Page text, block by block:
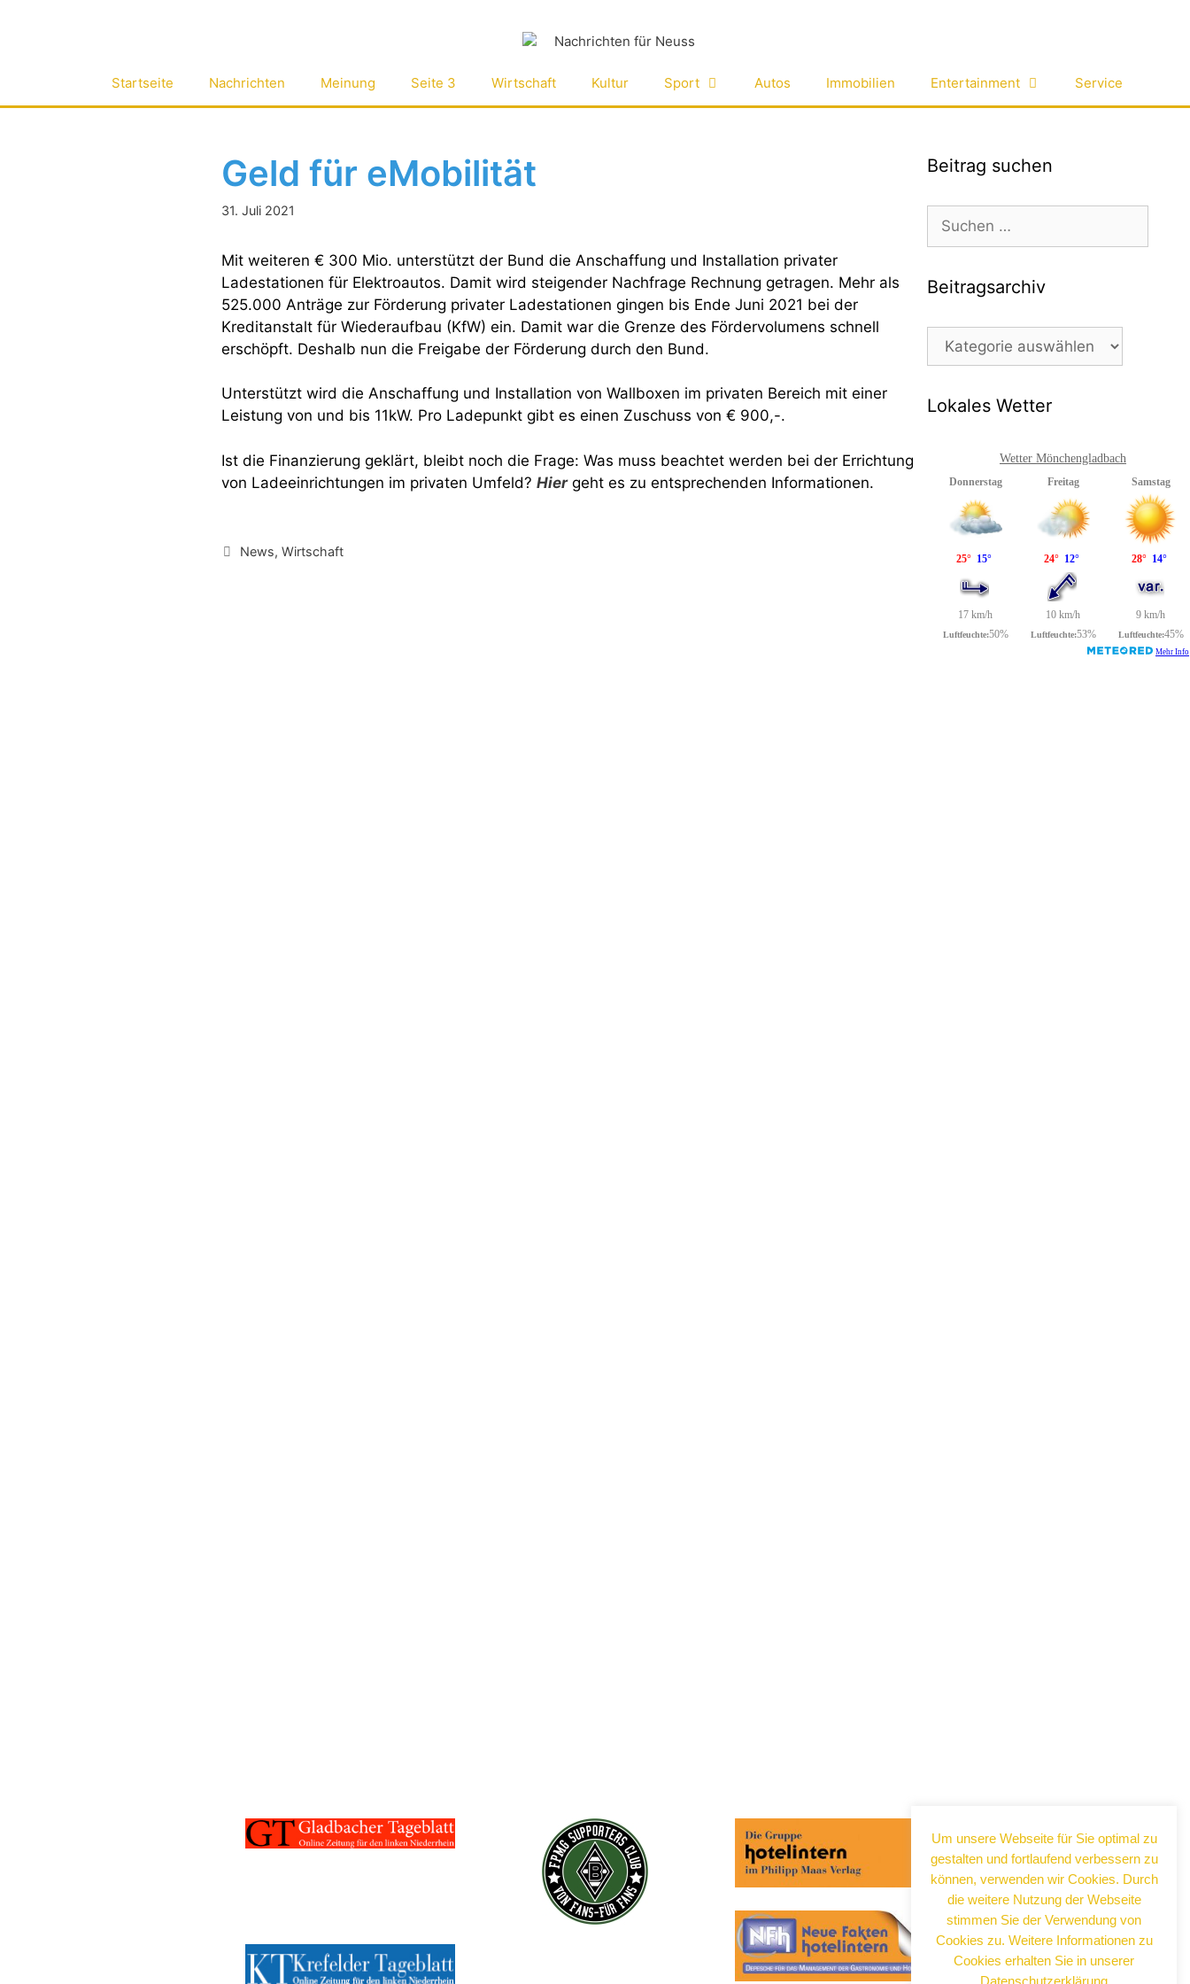
Startseite Nachrichten Meinung Seite 3 Wirtschaft Kultur Sport Autos Immobilien Entertainment Service
Geld für eMobilität
31. Juli 2021
Mit weiteren € 300 Mio. unterstützt der Bund die Anschaffung und Installation privater
Ladestationen für Elektroautos. Damit wird steigender Nachfrage Rechnung getragen. Mehr als
525.000 Anträge zur Förderung privater Ladestationen gingen bis Ende Juni 2021 bei der
Kreditanstalt für Wiederaufbau (KfW) ein. Damit war die Grenze des Fördervolumens schnell
erschöpft. Deshalb nun die Freigabe der Förderung durch den Bund.
Unterstützt wird die Anschaffung und Installation von Wallboxen im privaten Bereich mit einer
Leistung von und bis 11kW. Pro Ladepunkt gibt es einen Zuschuss von € 900,-.
Ist die Finanzierung geklärt, bleibt noch die Frage: Was muss beachtet werden bei der Errichtung
von Ladeeinrichtungen im privaten Umfeld? Hiergeht es zu entsprechenden Informationen.
Kategorien
News,Wirtschaft
Beitrag suchen
nach:
Beitragsarchiv
Beitragsarchiv
Lokales Wetter
Wetter Mönchengladbach
Um unsere Webseite für Sie optimal zu
gestalten und fortlaufend verbessern zu
können, verwenden wir Cookies. Durch
die weitere Nutzung der Webseite
stimmen Sie der Verwendung von
Cookies zu. Weitere Informationen zu
Cookies erhalten Sie in unserer
Datenschutzerklärung